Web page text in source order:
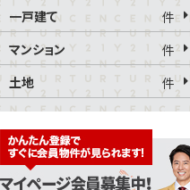
一戸建て
件
マンション
件
土地
件